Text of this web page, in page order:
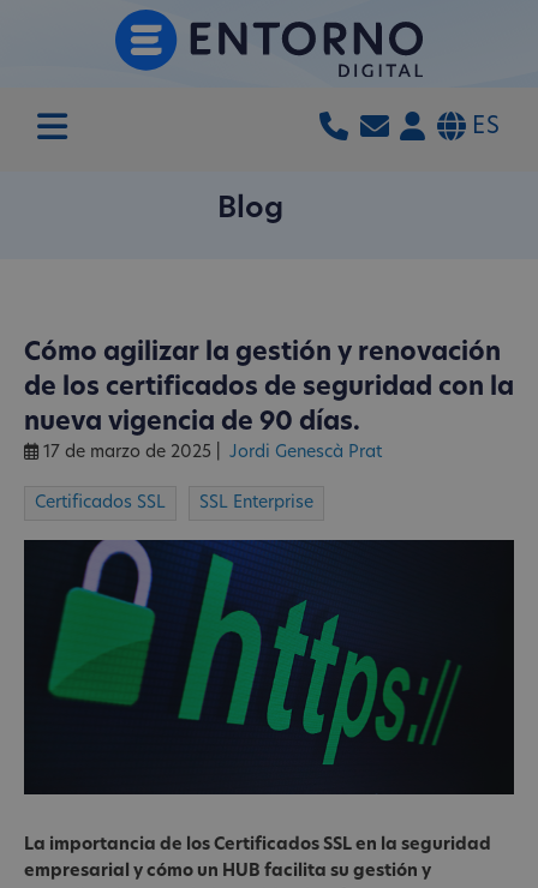
ES
Blog
Cómo agilizar la gestión y renovación
de los certificados de seguridad con la
nueva vigencia de 90 días.
17 de marzo de 2025 Jordi Genescà Prat
Certificados SSL SSL Enterprise
La importancia de los Certificados SSL en la seguridad
empresarial y cómo un HUB facilita su gestión y